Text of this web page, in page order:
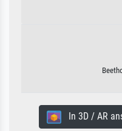
In 3D / AR